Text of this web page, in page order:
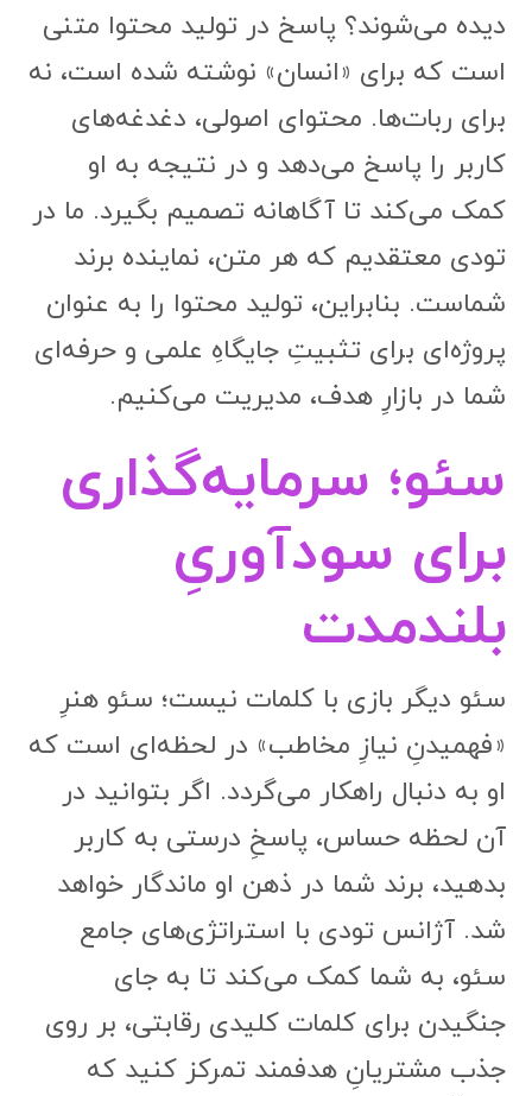
دیده می‌شوند؟ پاسخ در تولید محتوا متنی
است که برای «انسان» نوشته شده است، نه
برای ربات‌ها. محتوای اصولی، دغدغه‌های
کاربر را پاسخ می‌دهد و در نتیجه به او
کمک می‌کند تا آگاهانه تصمیم بگیرد. ما در
تودی معتقدیم که هر متن، نماینده برند
شماست. بنابراین، تولید محتوا را به عنوان
پروژه‌ای برای تثبیتِ جایگاهِ علمی و حرفه‌ای
شما در بازارِ هدف، مدیریت می‌کنیم.
سئو؛ سرمایه‌گذاری
برای سودآوریِ
بلندمدت
سئو دیگر بازی با کلمات نیست؛ سئو هنرِ
«فهمیدنِ نیازِ مخاطب» در لحظه‌ای است که
او به دنبال راهکار می‌گردد. اگر بتوانید در
آن لحظه حساس، پاسخِ درستی به کاربر
بدهید، برند شما در ذهن او ماندگار خواهد
شد. آژانس تودی با استراتژی‌های جامع
سئو، به شما کمک می‌کند تا به جای
جنگیدن برای کلمات کلیدی رقابتی، بر روی
جذب مشتریانِ هدفمند تمرکز کنید که